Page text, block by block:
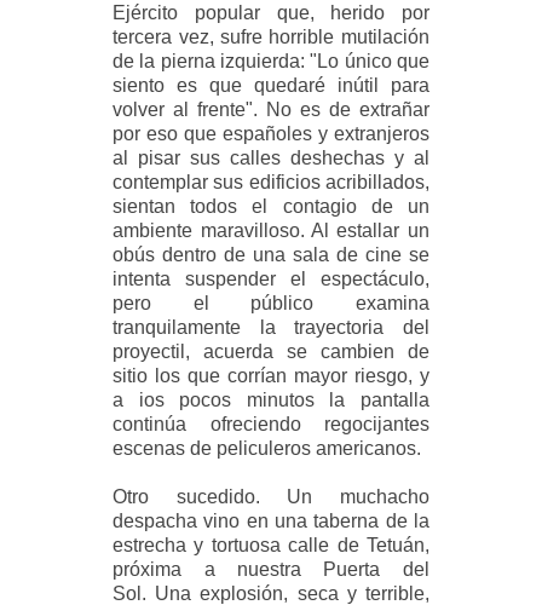
Ejército popular que, herido por
tercera vez, sufre horrible mutilación
de la pierna izquierda: "Lo único que
siento es que quedaré inútil para
volver al frente". No es de extrañar
por eso que españoles y extranjeros
al pisar sus calles deshechas y al
contemplar sus edificios acribillados,
sientan todos el contagio de un
ambiente maravilloso. Al estallar un
obús dentro de una sala de cine se
intenta suspender el espectáculo,
pero el público examina
tranquilamente la trayectoria del
proyectil, acuerda se cambien de
sitio los que corrían mayor riesgo, y
a ios pocos minutos la pantalla
continúa ofreciendo regocijantes
escenas de peliculeros americanos.
Otro sucedido. Un muchacho
despacha vino en una taberna de la
estrecha y tortuosa calle de Tetuán,
próxima a nuestra Puerta del
Sol. Una explosión, seca y terrible,